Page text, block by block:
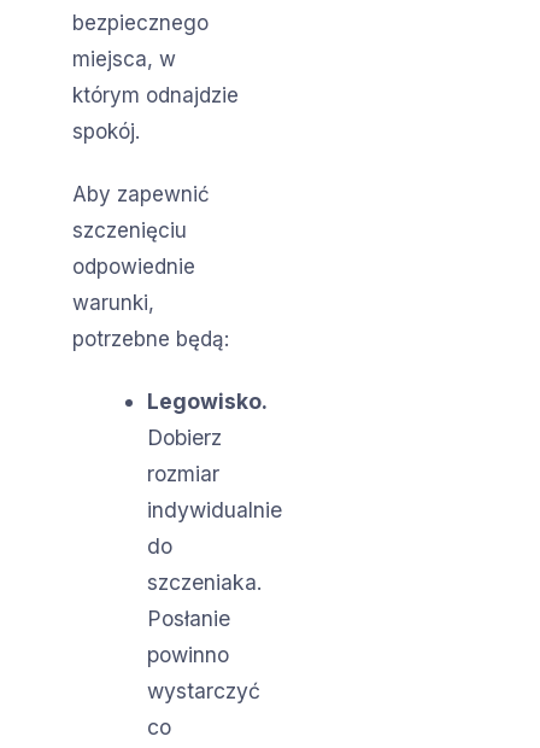
bezpiecznego
miejsca, w
którym odnajdzie
spokój.
Aby zapewnić
szczenięciu
odpowiednie
warunki,
potrzebne będą:
Legowisko.
Dobierz
rozmiar
indywidualnie
do
szczeniaka.
Posłanie
powinno
wystarczyć
co